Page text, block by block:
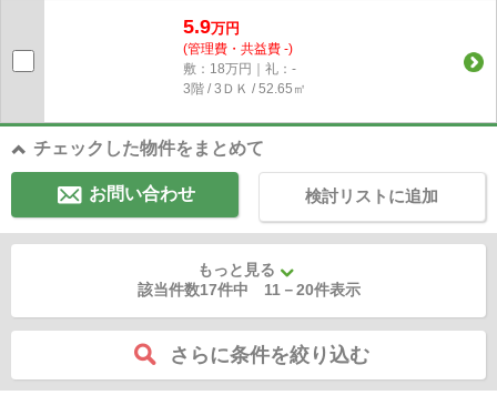
5.9万円
(管理費・共益費 -)
敷：18万円｜礼：-
3階 / 3ＤＫ / 52.65㎡
チェックした物件をまとめて
お問い合わせ 検討リストに追加
もっと見る
該当件数17件中 11 －20件表示
さらに条件を絞り込む